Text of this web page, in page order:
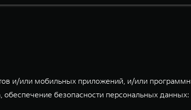
и/или мобильных приложений, и/или
безопасности персональных данных: